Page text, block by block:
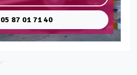
05 87 01 71 40